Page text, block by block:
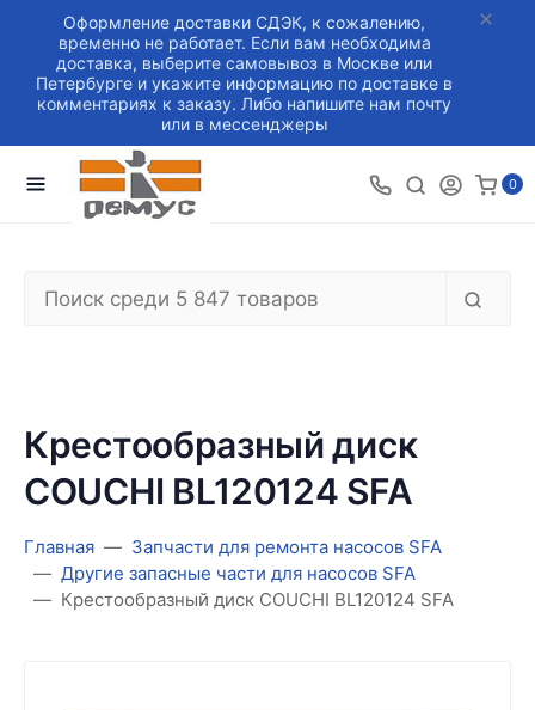
Оформление доставки СДЭК, к сожалению,
временно не работает. Если вам необходима
доставка, выберите самовывоз в Москве или
Петербурге и укажите информацию по доставке в
комментариях к заказу. Либо напишите нам почту
или в мессенджеры
0
Крестообразный диск
COUCHI BL120124 SFA
Главная
Запчасти для ремонта насосов SFA
Другие запасные части для насосов SFA
Крестообразный диск COUCHI BL120124 SFA